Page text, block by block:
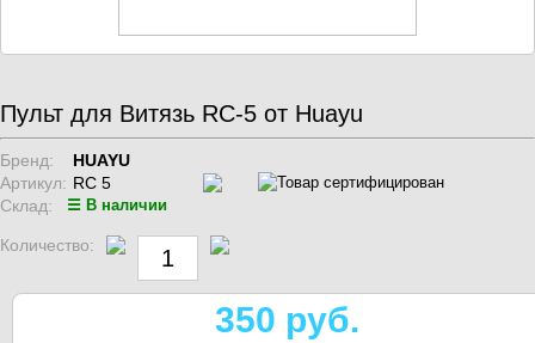
Пульт для Витязь RC-5 от Huayu
Бренд:
HUAYU
Артикул: RC 5
Склад:
☰ В наличии
Количество:
350 руб.